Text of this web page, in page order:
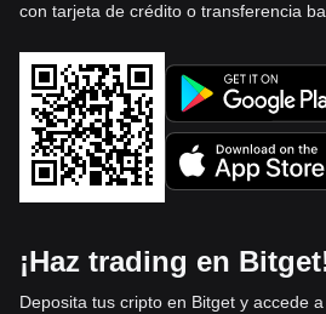
con tarjeta de crédito o transferencia
¡Haz trading en
Deposita tus cripto en Bitget y accede